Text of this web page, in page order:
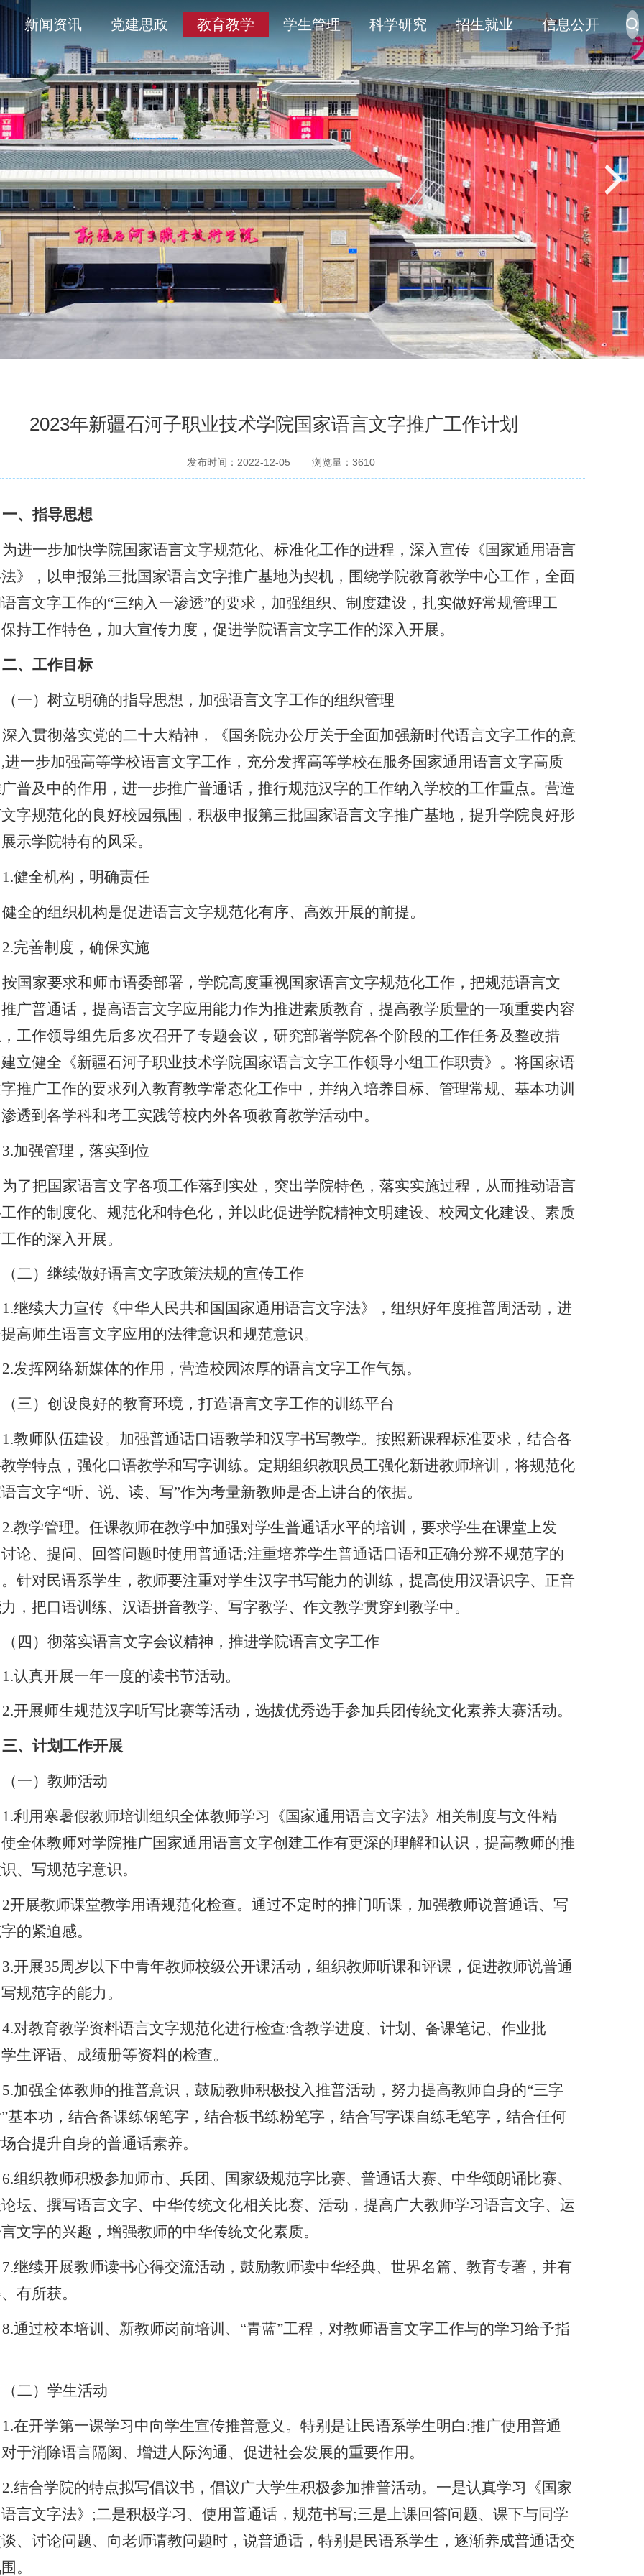
新闻资讯
平安校园
党建思政 教育教学
产教融合 学生管理 科学研究
平台
招生就业 信息公开
清单目录
2023年新疆石河子职业技术学院国家语言文字推广工作计划
发布时间：2022-12-05 浏览量： 3610
一、指导思想
为进一步加快学院国家语言文字规范化、标准化工作的进程，深入宣传《国家通用语言
》，以申报第三批国家语言文字推广基地为契机，围绕学院教育教学中心工作，全面
言文字工作的“三纳入一渗透”的要求，加强组织、制度建设，扎实做好常规管理工
持工作特色，加大宣传力度，促进学院语言文字工作的深入开展。
二、工作目标
（一）树立明确的指导思想，加强语言文字工作的组织管理
深入贯彻落实党的二十大精神，《国务院办公厅关于全面加强新时代语言文字工作的意
,进一步加强高等学校语言文字工作，充分发挥高等学校在服务国家通用语言文字高质
普及中的作用，进一步推广普通话，推行规范汉字的工作纳入学校的工作重点。营造
字规范化的良好校园氛围，积极申报第三批国家语言文字推广基地，提升学院良好形
示学院特有的风采。
1.健全机构，明确责任
健全的组织机构是促进语言文字规范化有序、高效开展的前提。
2.完善制度，确保实施
按国家要求和师市语委部署，学院高度重视国家语言文字规范化工作，把规范语言文
广普通话，提高语言文字应用能力作为推进素质教育，提高教学质量的一项重要内容
工作领导组先后多次召开了专题会议，研究部署学院各个阶段的工作任务及整改措
立健全《新疆石河子职业技术学院国家语言文字工作领导小组工作职责》。将国家语
推广工作的要求列入教育教学常态化工作中，并纳入培养目标、管理常规、基本功训
透到各学科和考工实践等校内外各项教育教学活动中。
3.加强管理，落实到位
为了把国家语言文字各项工作落到实处，突出学院特色，落实实施过程，从而推动语言
作的制度化、规范化和特色化，并以此促进学院精神文明建设、校园文化建设、素质
作的深入开展。
（二）继续做好语言文字政策法规的宣传工作
1.继续大力宣传《中华人民共和国国家通用语言文字法》，组织好年度推普周活动，进
高师生语言文字应用的法律意识和规范意识。
2.发挥网络新媒体的作用，营造校园浓厚的语言文字工作气氛。
（三）创设良好的教育环境，打造语言文字工作的训练平台
1.教师队伍建设。加强普通话口语教学和汉字书写教学。按照新课程标准要求，结合各
学特点，强化口语教学和写字训练。定期组织教职员工强化新进教师培训，将规范化
言文字“听、说、读、写”作为考量新教师是否上讲台的依据。
2.教学管理。任课教师在教学中加强对学生普通话水平的培训，要求学生在课堂上发
论、提问、回答问题时使用普通话;注重培养学生普通话口语和正确分辨不规范字的
针对民语系学生，教师要注重对学生汉字书写能力的训练，提高使用汉语识字、正音
，把口语训练、汉语拼音教学、写字教学、作文教学贯穿到教学中。
（四）彻落实语言文字会议精神，推进学院语言文字工作
1.认真开展一年一度的读书节活动。
2.开展师生规范汉字听写比赛等活动，选拔优秀选手参加兵团传统文化素养大赛活动。
三、计划工作开展
（一）教师活动
1.利用寒暑假教师培训组织全体教师学习《国家通用语言文字法》相关制度与文件精
全体教师对学院推广国家通用语言文字创建工作有更深的理解和认识，提高教师的推
、写规范字意识。
2开展教师课堂教学用语规范化检查。通过不定时的推门听课，加强教师说普通话、写
的紧迫感。
3.开展35周岁以下中青年教师校级公开课活动，组织教师听课和评课，促进教师说普通
规范字的能力。
4.对教育教学资料语言文字规范化进行检查:含教学进度、计划、备课笔记、作业批
生评语、成绩册等资料的检查。
5.加强全体教师的推普意识，鼓励教师积极投入推普活动，努力提高教师自身的“三字
基本功，结合备课练钢笔字，结合板书练粉笔字，结合写字课自练毛笔字，结合任何
合提升自身的普通话素养。
6.组织教师积极参加师市、兵团、国家级规范字比赛、普通话大赛、中华颂朗诵比赛、
坛、撰写语言文字、中华传统文化相关比赛、活动，提高广大教师学习语言文字、运
文字的兴趣，增强教师的中华传统文化素质。
7.继续开展教师读书心得交流活动，鼓励教师读中华经典、世界名篇、教育专著，并有
有所获。
8.通过校本培训、新教师岗前培训、“青蓝”工程，对教师语言文字工作与的学习给予指
（二）学生活动
1.在开学第一课学习中向学生宣传推普意义。特别是让民语系学生明白:推广使用普通
于消除语言隔阂、增进人际沟通、促进社会发展的重要作用。
2.结合学院的特点拟写倡议书，倡议广大学生积极参加推普活动。一是认真学习《国家
言文字法》 ;二是积极学习、使用普通话，规范书写;三是上课回答问题、课下与同学
、讨论问题、向老师请教问题时，说普通话，特别是民语系学生，逐渐养成普通话交
。